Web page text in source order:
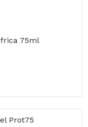
75ml